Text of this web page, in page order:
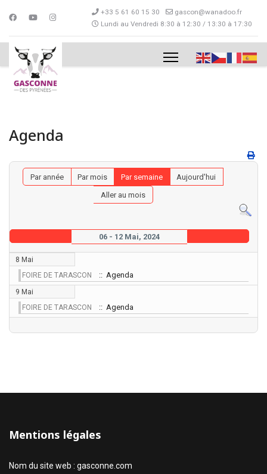
+33 5 61 60 15 30
gascon@wanadoo.fr
Lundi au Vendredi 8:30 à 12:30 / 13:30 à 17:30
Agenda
Par année Par mois Par semaine
Aujourd'hui
Aller au mois
06 - 12 Mai, 2024
8 Mai
FOIRE DE TARASCON
:: Agenda
9 Mai
FOIRE DE TARASCON
:: Agenda
Mentions légales
Nom du site web : gasconne.com